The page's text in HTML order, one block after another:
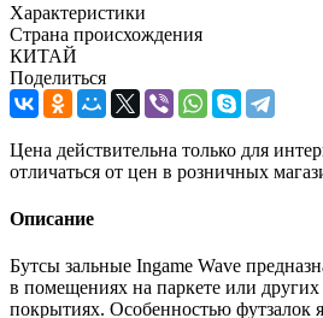
Характеристики
Страна происхождения
КИТАЙ
Поделиться
Цена действительна только для
отличаться от цен в розничных
Описание
Бутсы зальные Ingame Wave
в помещениях на паркете или
покрытиях. Особенностью футзалок